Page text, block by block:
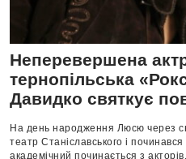
Неперевершена
тернопільська
Давидко святкує
На день народження Люсю через
театр Станіславського і
академічний починається з